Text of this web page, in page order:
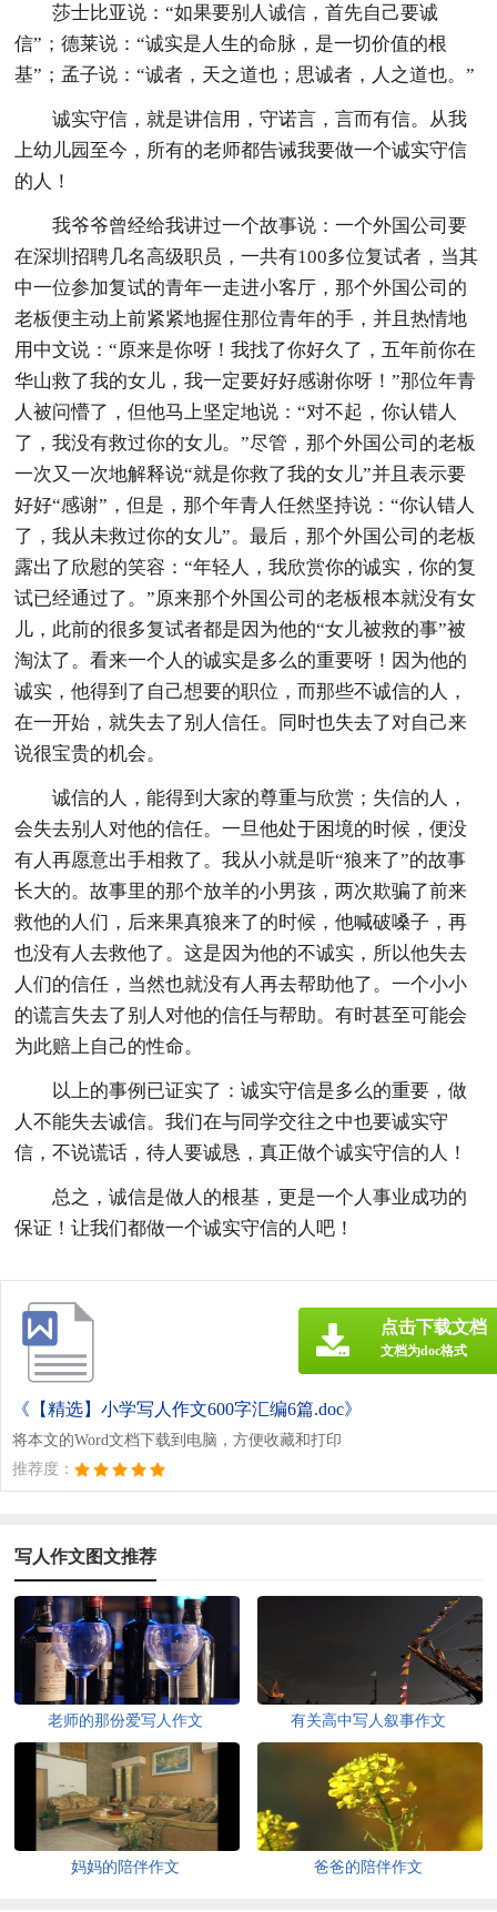
莎士比亚说：“如果要别人诚信，首先自己要诚
信”；德莱说：“诚实是人生的命脉，是一切价值的根
基”；孟子说：“诚者，天之道也；思诚者，人之道也。”
诚实守信，就是讲信用，守诺言，言而有信。从我
上幼儿园至今，所有的老师都告诫我要做一个诚实守信
的人！
我爷爷曾经给我讲过一个故事说：一个外国公司要
在深圳招聘几名高级职员，一共有100多位复试者，当其
中一位参加复试的青年一走进小客厅，那个外国公司的
老板便主动上前紧紧地握住那位青年的手，并且热情地
用中文说：“原来是你呀！我找了你好久了，五年前你在
华山救了我的女儿，我一定要好好感谢你呀！”那位年青
人被问懵了，但他马上坚定地说：“对不起，你认错人
了，我没有救过你的女儿。”尽管，那个外国公司的老板
一次又一次地解释说“就是你救了我的女儿”并且表示要
好好“感谢”，但是，那个年青人任然坚持说：“你认错人
了，我从未救过你的女儿”。最后，那个外国公司的老板
露出了欣慰的笑容：“年轻人，我欣赏你的诚实，你的复
试已经通过了。”原来那个外国公司的老板根本就没有女
儿，此前的很多复试者都是因为他的“女儿被救的事”被
淘汰了。看来一个人的诚实是多么的重要呀！因为他的
诚实，他得到了自己想要的职位，而那些不诚信的人，
在一开始，就失去了别人信任。同时也失去了对自己来
说很宝贵的机会。
诚信的人，能得到大家的尊重与欣赏；失信的人，
会失去别人对他的信任。一旦他处于困境的时候，便没
有人再愿意出手相救了。我从小就是听“狼来了”的故事
长大的。故事里的那个放羊的小男孩，两次欺骗了前来
救他的人们，后来果真狼来了的时候，他喊破嗓子，再
也没有人去救他了。这是因为他的不诚实，所以他失去
人们的信任，当然也就没有人再去帮助他了。一个小小
的谎言失去了别人对他的信任与帮助。有时甚至可能会
为此赔上自己的性命。
以上的事例已证实了：诚实守信是多么的重要，做
人不能失去诚信。我们在与同学交往之中也要诚实守
信，不说谎话，待人要诚恳，真正做个诚实守信的人！
总之，诚信是做人的根基，更是一个人事业成功的
保证！让我们都做一个诚实守信的人吧！
《【精选】小学写人作文600字汇编6篇.doc》
将本文的Word文档下载到电脑，方便收藏和打印
推荐度：
点击下载文档
文档为doc格式
写人作文图文推荐
老师的那份爱写人作文 有关高中写人叙事作文
妈妈的陪伴作文 爸爸的陪伴作文